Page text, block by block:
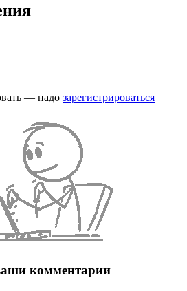
— надо зарегистрироваться
комментарии